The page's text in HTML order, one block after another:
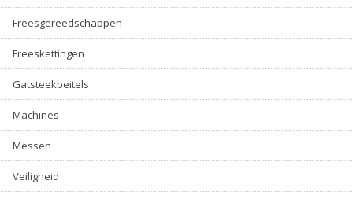
Freesgereedschappen
Freeskettingen
Gatsteekbeitels
Machines
Messen
Veiligheid